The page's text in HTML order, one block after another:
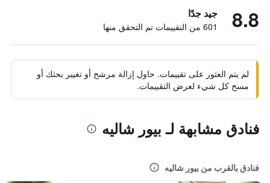
8.8 جيد جدًا
601 من التقييمات تم التحقق منها
لم يتم العثور على تقييمات. حاول إزالة مرشح أو تغيير بحثك أو
مسح كل شيء لعرض التقييمات.
فنادق مشابهة لـ بيور شاليه
فنادق بالقرب من بيور شاليه